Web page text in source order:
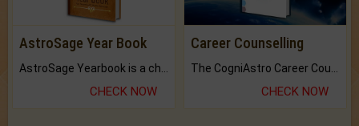
AstroSage Year Book
CHECK NOW
Career Counselling
CHECK NOW